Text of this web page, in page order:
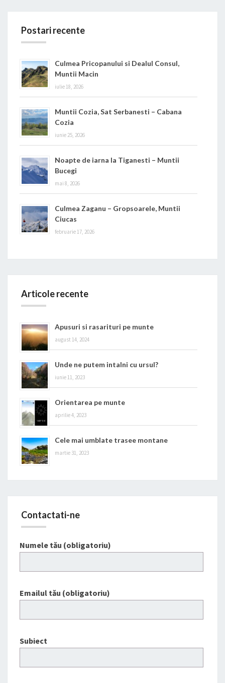
Postari recente
Culmea Pricopanului si Dealul Consul,
Muntii Macin
iulie 18, 2026
Muntii Cozia, Sat Serbanesti – Cabana
Cozia
iunie 25, 2026
Noapte de iarna la Tiganesti – Muntii
Bucegi
mai 8, 2026
Culmea Zaganu – Gropsoarele, Muntii
Ciucas
februarie 17, 2026
Articole recente
Apusuri si rasarituri pe munte
august 14, 2024
Unde ne putem intalni cu ursul?
iunie 11, 2023
Orientarea pe munte
aprilie 4, 2023
Cele mai umblate trasee montane
martie 31, 2023
Contactati-ne
Numele tău (obligatoriu)
Emailul tău (obligatoriu)
Subiect